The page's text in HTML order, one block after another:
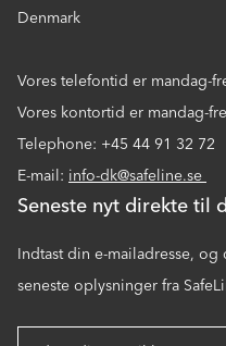
Denmark
Vores telefontid er mandag-
Vores kontortid er mandag-
Telephone: +45 44 91 32 72
E-mail: info-dk@safeline.se
Seneste nyt direkte til
Indtast din e-mailadresse,
seneste oplysninger fra